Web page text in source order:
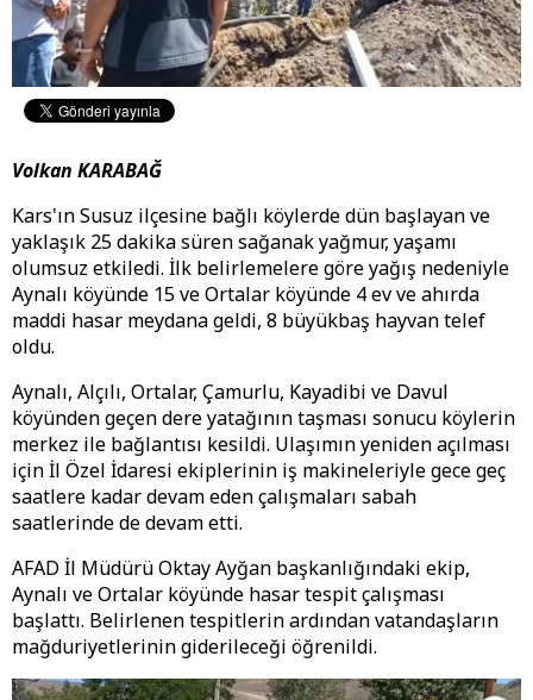
Volkan KARABAĞ
Kars'ın Susuz ilçesine bağlı köylerde dün başlayan ve
yaklaşık 25 dakika süren sağanak yağmur, yaşamı
olumsuz etkiledi. İlk belirlemelere göre yağış nedeniyle
Aynalı köyünde 15 ve Ortalar köyünde 4 ev ve ahırda
maddi hasar meydana geldi, 8 büyükbaş hayvan telef
oldu.
Aynalı, Alçılı, Ortalar, Çamurlu, Kayadibi ve Davul
köyünden geçen dere yatağının taşması sonucu köylerin
merkez ile bağlantısı kesildi. Ulaşımın yeniden açılması
için İl Özel İdaresi ekiplerinin iş makineleriyle gece geç
saatlere kadar devam eden çalışmaları sabah
saatlerinde de devam etti.
AFAD İl Müdürü Oktay Ayğan başkanlığındaki ekip,
Aynalı ve Ortalar köyünde hasar tespit çalışması
başlattı. Belirlenen tespitlerin ardından vatandaşların
mağduriyetlerinin giderileceği öğrenildi.